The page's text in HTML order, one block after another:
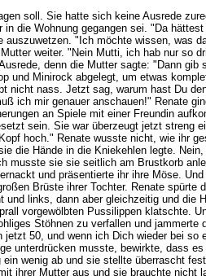
soll. Sie hatte sich keine Ausrede
die Wohnung gegangen sei. "Da
"Ich möchte wissen, was
weiter. "Nein Mutti, ich hab nur so
denn die Mutter sagte: "Dann gib
und Minirock abgelegt, um etwas
nicht nass. Jetzt sag, warum hast Du
ich mir genauer anschauen!" Renate
an Spiele mit einer Freundin
sein. Sie war überzeugt jetzt streng
hoch." Renate wusste nicht, wie ihr
die Hände in die Kniekehlen legte.
musste sie sie seitlich am Brustkorb
und präsentierte ihr ihre Möse.
Brüste ihrer Tochter. Renate spürte
links, dann aber gleichzeitig und die
vorgewölbten Pussilippen klatschte.
Stöhnen zu verfallen und jammerte
50, und wenn ich Dich wieder bei so
unterdrücken musste, bewirkte, dass
wenig ab und sie stellte überrascht
ihrer Mutter aus und sie brauchte nicht